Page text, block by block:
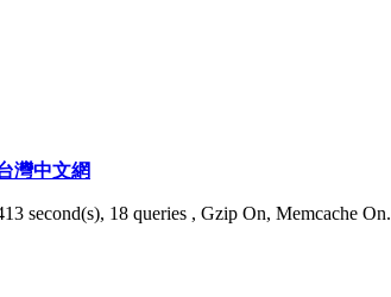
灣中文網
second(s), 18 queries , Gzip On, Memcache On.